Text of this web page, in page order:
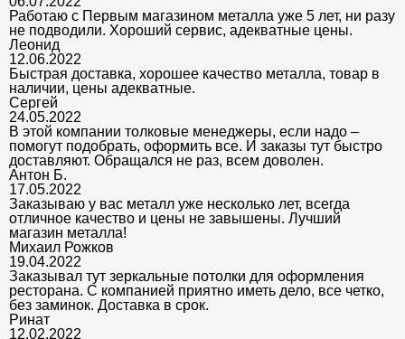
Работаю с Первым магазином металла уже 5 лет, ни разу
не подводили. Хороший сервис, адекватные цены.
Леонид
12.06.2022
Быстрая доставка, хорошее качество металла, товар в
наличии, цены адекватные.
Сергей
24.05.2022
В этой компании толковые менеджеры, если надо –
помогут подобрать, оформить все. И заказы тут быстро
доставляют. Обращался не раз, всем доволен.
Антон Б.
17.05.2022
Заказываю у вас металл уже несколько лет, всегда
отличное качество и цены не завышены. Лучший
магазин металла!
Михаил Рожков
19.04.2022
Заказывал тут зеркальные потолки для оформления
ресторана. С компанией приятно иметь дело, все четко,
без заминок. Доставка в срок.
Ринат
12.02.2022